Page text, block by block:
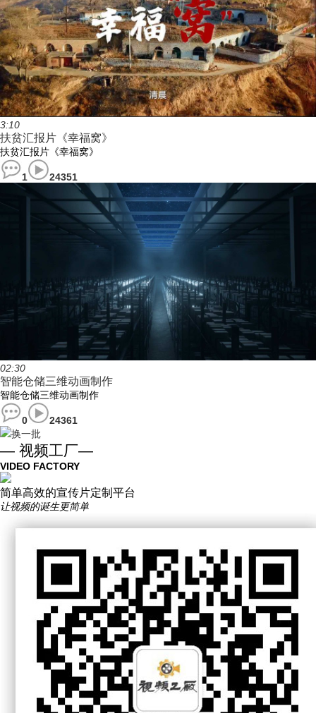
3:10
扶贫汇报片《幸福窝》
扶贫汇报片《幸福窝》
1 24351
02:30
智能仓储三维动画制作
智能仓储三维动画制作
0
24361
换一批
— 视频工厂—
VIDEO FACTORY
简单高效的宣传片定制平台
让视频的诞生更简单